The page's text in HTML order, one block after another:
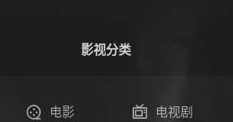
影视分类
电影 电视剧